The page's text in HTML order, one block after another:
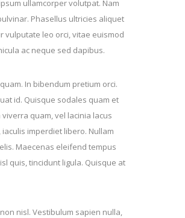
ullamcorper volutpat. Nam
Phasellus ultricies aliquet
vulputate leo orci, vitae euismod
ac neque sed dapibus.
In bibendum pretium orci.
id. Quisque sodales quam et
quam, vel lacinia lacus
imperdiet libero. Nullam
Maecenas eleifend tempus
quis, tincidunt ligula. Quisque at
nisl. Vestibulum sapien nulla,